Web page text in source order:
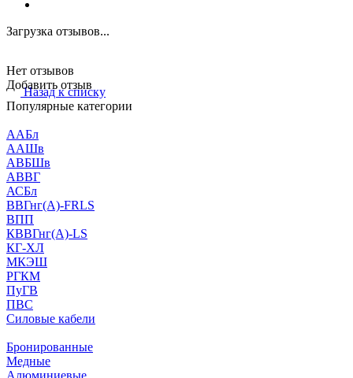
Загрузка отзывов...
Нет отзывов
Добавить отзыв
Назад к списку
Популярные категории
ААБл
ААШв
АВБШв
АВВГ
АСБл
ВВГнг(А)-FRLS
ВПП
КВВГнг(А)-LS
КГ-ХЛ
МКЭШ
РГКМ
ПуГВ
ПВС
Силовые кабели
Бронированные
Медные
Алюминиевые